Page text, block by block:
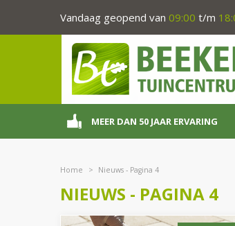
content
Home > Nieuws - Pagina 4
Vandaag geopend van 09:00 t/m
MEER DAN 50 JAAR ERVARING
NIEUWS - PAGINA 4